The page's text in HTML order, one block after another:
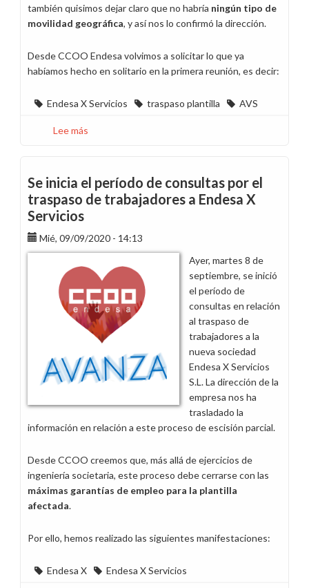
también quisimos dejar claro que no habría ningún tipo de
movilidad geográfica, y así nos lo confirmó la dirección.
Desde CCOO Endesa volvimos a solicitar lo que ya
habíamos hecho en solitario en la primera reunión, es decir:
Endesa X Servicios traspaso plantilla AVS
Lee más
nuestras
peticiones
por
traspaso
de
plantilla
Endesa
X
Servicios
Se inicia el período de consultas por el
traspaso de trabajadores a Endesa X
Servicios
Mié, 09/09/2020 - 14:13
Ayer, martes 8 de
septiembre, se inició
el período de
consultas en relación
al traspaso de
trabajadores a la
nueva sociedad
Endesa X Servicios
S.L. La dirección de la
empresa nos ha
trasladado la
información en relación a este proceso de escisión parcial.
Desde CCOO creemos que, más allá de ejercicios de
ingeniería societaria, este proceso debe cerrarse con las
máximas garantías de empleo para la plantilla
afectada.
Por ello, hemos realizado las siguientes manifestaciones:
Endesa X Endesa X Servicios